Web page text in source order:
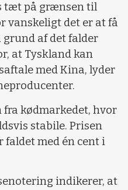
tæt på grænsen til
vanskeligt det er at få
grund af det falder
at Tyskland kan
med Kina, lyder
fra kødmarkedet, hvor
stabile. Prisen
faldet med én cent i
indikerer, at